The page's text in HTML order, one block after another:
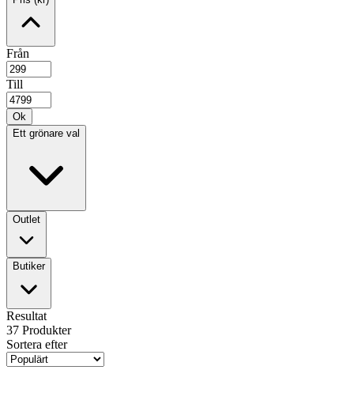
Från
Till
Ok
Ett grönare val
Outlet
Butiker
Resultat
37 Produkter
Sortera efter